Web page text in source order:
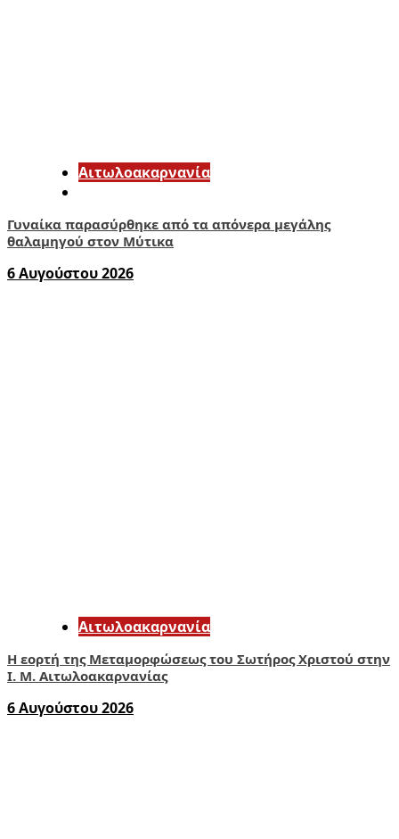
Αιτωλοακαρνανία
Γυναίκα παρασύρθηκε από τα απόνερα μεγάλης
θαλαμηγού στον Μύτικα
6 Αυγούστου 2026
Αιτωλοακαρνανία
Η εορτή της Μεταμορφώσεως του Σωτήρος Χριστού στην
Ι. Μ. Αιτωλοακαρνανίας
6 Αυγούστου 2026